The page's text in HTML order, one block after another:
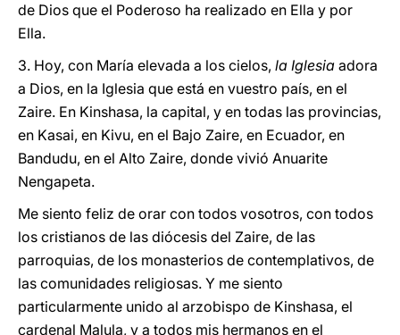
de Dios que el Poderoso ha realizado en Ella y por
Ella.
3. Hoy, con María elevada a los cielos, la Iglesia adora
a Dios, en la Iglesia que está en vuestro país, en el
Zaire. En Kinshasa, la capital, y en todas las provincias,
en Kasai, en Kivu, en el Bajo Zaire, en Ecuador, en
Bandudu, en el Alto Zaire, donde vivió Anuarite
Nengapeta.
Me siento feliz de orar con todos vosotros, con todos
los cristianos de las diócesis del Zaire, de las
parroquias, de los monasterios de contemplativos, de
las comunidades religiosas. Y me siento
particularmente unido al arzobispo de Kinshasa, el
cardenal Malula, y a todos mis hermanos en el